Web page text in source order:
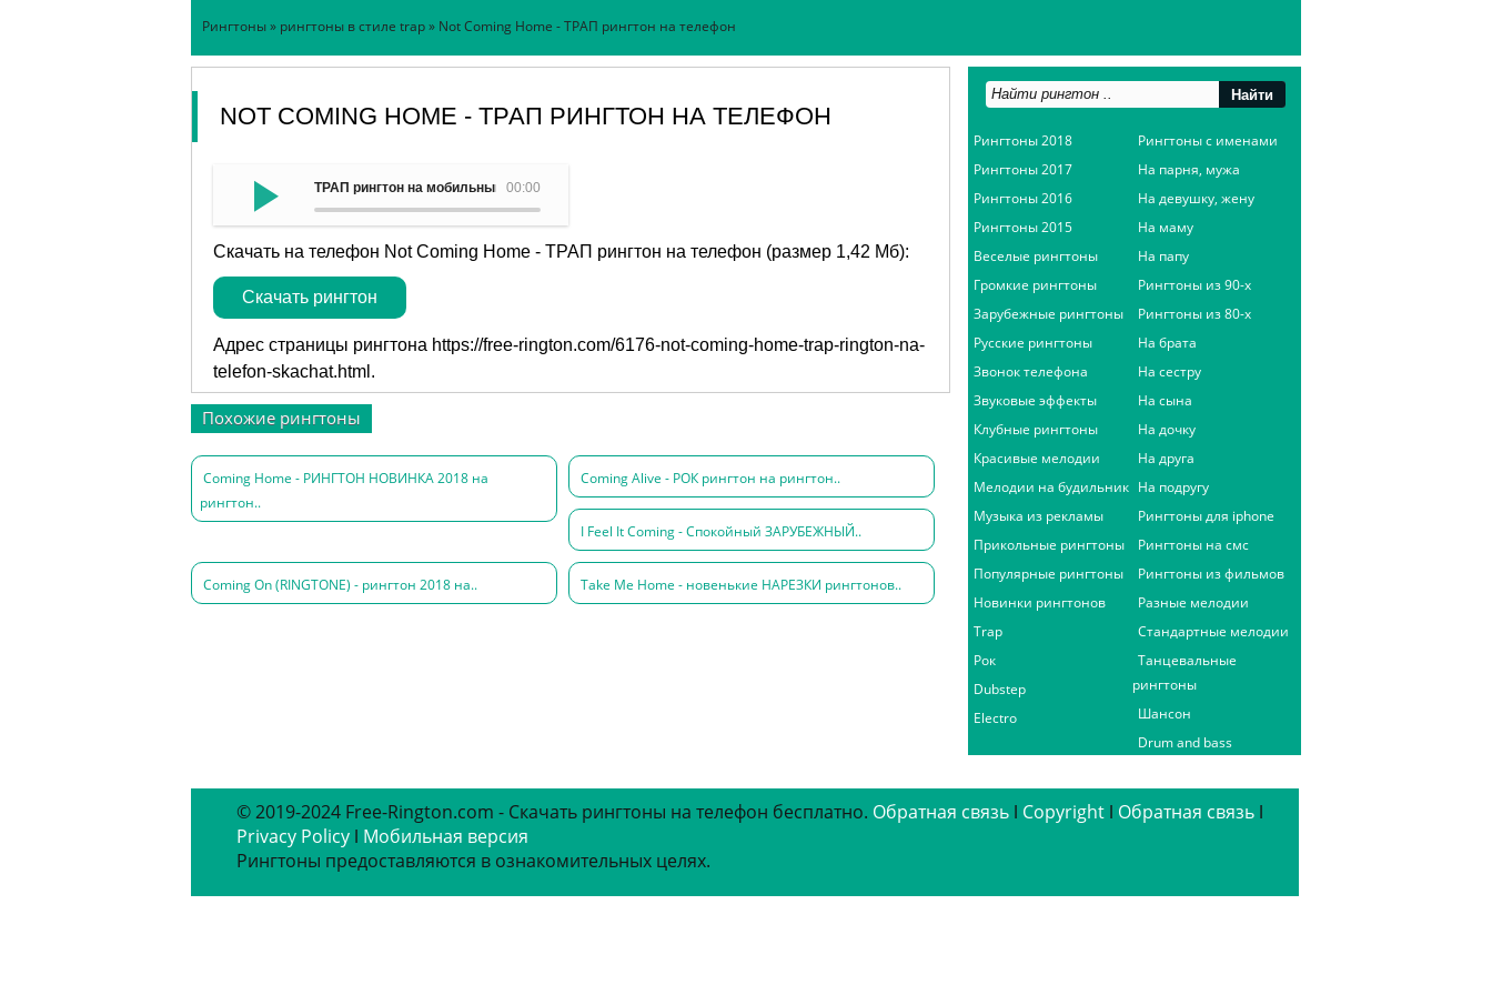
Рингтоны» рингтоны в стиле trap» Not Coming Home - ТРАП рингтон на телефон
NOT COMING HOME - ТРАП РИНГТОН НА ТЕЛЕФОН
00:00
ТРАП рингтон на мобильный - Not Coming Home
Скачать на телефон Not Coming Home - ТРАП рингтон на телефон (размер 1,42 Мб):
Скачать рингтон
Адрес страницы рингтона https://free-rington.com/6176-not-coming-home-trap-rington-na-
telefon-skachat.html .
Похожие рингтоны
Coming Home - РИНГТОН НОВИНКА 2018 на
рингтон..
Coming Alive - РОК рингтон на рингтон..
I Feel It Coming - Спокойный ЗАРУБЕЖНЫЙ..
Coming On (RINGTONE) - рингтон 2018 на.. Take Me Home - новенькие НАРЕЗКИ рингтонов..
Рингтоны 2018
Рингтоны 2017
Рингтоны 2016
Рингтоны 2015
Веселые рингтоны
Громкие рингтоны
Зарубежные рингтоны
Русские рингтоны
Звонок телефона
Звуковые эффекты
Клубные рингтоны
Красивые мелодии
Мелодии на будильник
Музыка из рекламы
Прикольные рингтоны
Популярные рингтоны
Новинки рингтонов
Trap
Рок
Dubstep
Electro
Рингтоны с именами
На парня, мужа
На девушку, жену
На маму
На папу
Рингтоны из 90-х
Рингтоны из 80-х
На брата
На сестру
На сына
На дочку
На друга
На подругу
Рингтоны для iphone
Рингтоны на смс
Рингтоны из фильмов
Разные мелодии
Стандартные мелодии
Танцевальные
рингтоны
Шансон
Drum and bass
© 2019-2024 Free-Rington.com - Скачать рингтоны на телефон бесплатно. Обратная связь ǀ Copyright ǀ Обратная связь ǀ
Privacy Policy ǀ Мобильная версия
Рингтоны предоставляются в ознакомительных целях.